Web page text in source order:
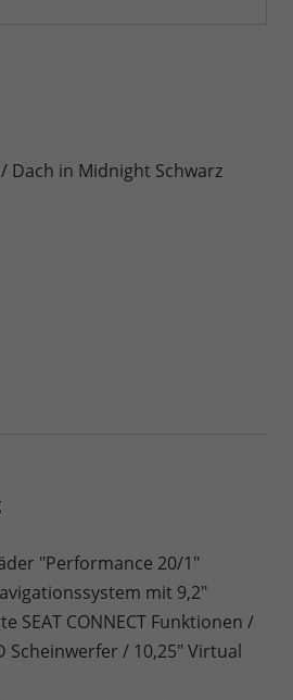
Dach in Midnight Schwarz
"Performance 20/1"
mit 9,2"
SEAT CONNECT Funktionen /
Scheinwerfer / 10,25" Virtual